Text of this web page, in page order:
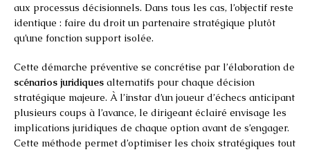
aux processus décisionnels. Dans tous les cas, l’objectif reste
identique : faire du droit un partenaire stratégique plutôt
qu’une fonction support isolée.
Cette démarche préventive se concrétise par l’élaboration de
scénarios juridiques alternatifs pour chaque décision
stratégique majeure. À l’instar d’un joueur d’échecs anticipant
plusieurs coups à l’avance, le dirigeant éclairé envisage les
implications juridiques de chaque option avant de s’engager.
Cette méthode permet d’optimiser les choix stratégiques tout